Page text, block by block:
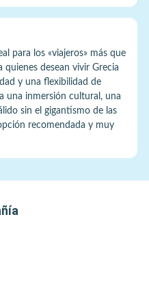
para los «viajeros» más que
quienes desean vivir Grecia
y una flexibilidad de
una inmersión cultural, una
sin el gigantismo de las
recomendada y muy